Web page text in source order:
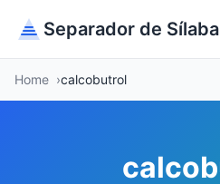
Separador de
Home calcobutrol